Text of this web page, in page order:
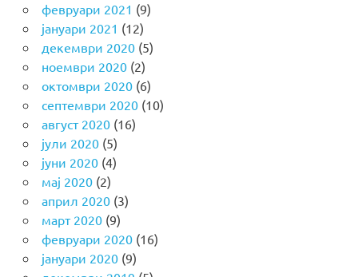
февруари 2021 (9)
јануари 2021 (12)
декември 2020(5)
ноември 2020(2)
октомври 2020(6)
септември 2020(10)
август 2020(16)
јули 2020(5)
јуни 2020(4)
мај 2020(2)
април 2020(3)
март 2020(9)
февруари 2020(16)
јануари 2020(9)